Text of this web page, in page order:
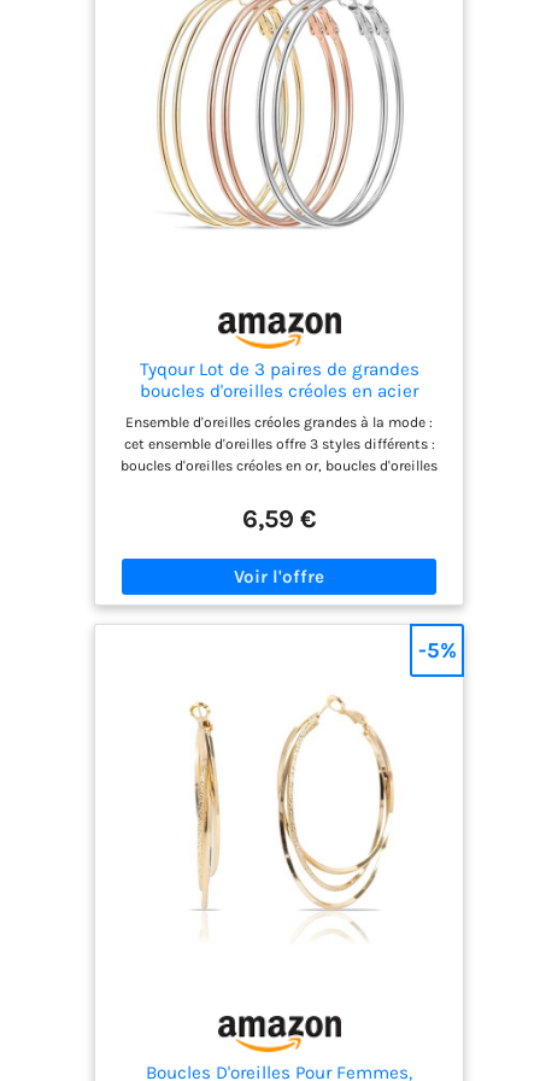
Tyqour Lot de 3 paires de grandes
boucles d'oreilles créoles en acier
inoxydable - Longueur: 60 mm -
Argentées - Cercles hypoallergéniques -
Pour filles et femmes
Ensemble d'oreilles créoles grandes à la mode :
cet ensemble d'oreilles offre 3 styles différents :
boucles d'oreilles créoles en or, boucles d'oreilles
Diamètre des boucles d'oreilles : 60 mm. Il s'agit
de styles classiques qui ne se démodent jamais.
pour tous les jours et chaque occasion spéciale.
Vous rend plus élégante et charmante Matériau
hypoallergéniques. Vous n'avez pas à vous soucier
de la décoloration ou de la rouille. Elles assurent
une sensation de port longue et confortable
Confortable à porter : pour la taille des créoles
cerceaux en or et argent, veuillez vous référer aux
images. Nous avons vérifié si les clients ne
peuvent pas ouvrir la fermeture. Ces créoles
volumineuses sont assez légères pour être
portées presque imperceptiblement toute la
journée. Les boucles d'oreilles dorées tendance
conviennent également aux filles ou aux femmes
à la mode et peuvent être portées en un clin d'œil
Un Cadeau Avec Amour: Nous emballons
soigneusement ces cercles d'or ronds dans une
comme un anniversaire, un anniversaire de
mariage, la Saint-Valentin, la fête des mères,
Noël, etc. Ce n'est peut-être pas coûteux, mais il
6,59 €
Boucles D'oreilles Pour Femmes,
-5%